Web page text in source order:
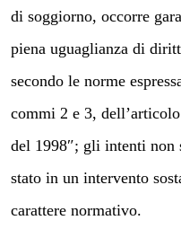
di soggiorno, occorre
piena uguaglianza di
secondo le norme
commi 2 e 3,
del 1998″; gli intenti
stato in un intervento
carattere normativo.